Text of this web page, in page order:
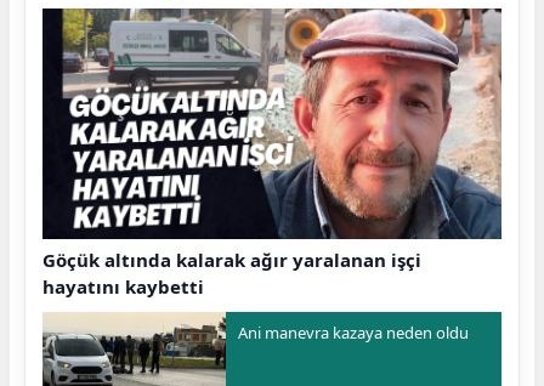
Göçük altında kalarak ağır yaralanan işçi
hayatını kaybetti
Ani manevra kazaya neden oldu